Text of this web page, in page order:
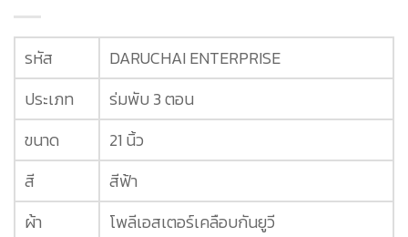
รหัส
DARUCHAI ENTERPRISE
ประเภท
ร่มพับ 3 ตอน
ขนาด
21 นิ้ว
สี
สีฟ้า
ผ้า
โพลีเอสเตอร์เคลือบกันยูวี